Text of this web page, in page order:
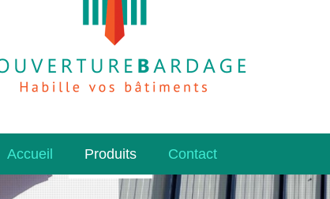
Accueil Produits Contact